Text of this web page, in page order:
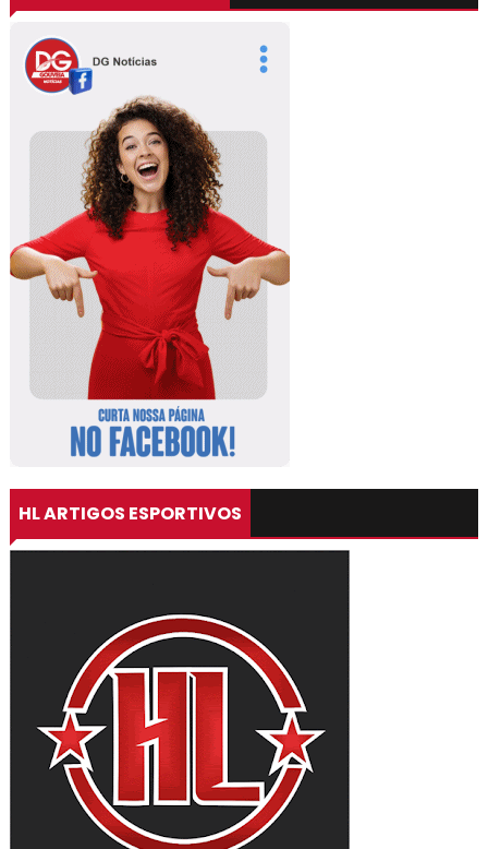
HL ARTIGOS ESPORTIVOS